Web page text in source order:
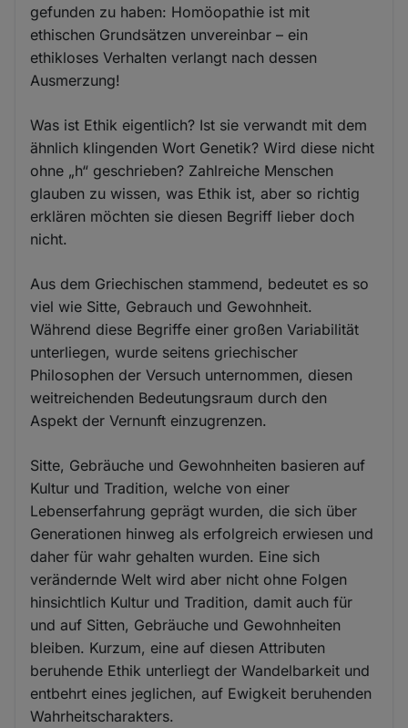
gefunden zu haben: Homöopathie ist mit
ethischen Grundsätzen unvereinbar – ein
ethikloses Verhalten verlangt nach dessen
Ausmerzung!
Was ist Ethik eigentlich? Ist sie verwandt mit dem
ähnlich klingenden Wort Genetik? Wird diese nicht
ohne „h“ geschrieben? Zahlreiche Menschen
glauben zu wissen, was Ethik ist, aber so richtig
erklären möchten sie diesen Begriff lieber doch
nicht.
Aus dem Griechischen stammend, bedeutet es so
viel wie Sitte, Gebrauch und Gewohnheit.
Während diese Begriffe einer großen Variabilität
unterliegen, wurde seitens griechischer
Philosophen der Versuch unternommen, diesen
weitreichenden Bedeutungsraum durch den
Aspekt der Vernunft einzugrenzen.
Sitte, Gebräuche und Gewohnheiten basieren auf
Kultur und Tradition, welche von einer
Lebenserfahrung geprägt wurden, die sich über
Generationen hinweg als erfolgreich erwiesen und
daher für wahr gehalten wurden. Eine sich
verändernde Welt wird aber nicht ohne Folgen
hinsichtlich Kultur und Tradition, damit auch für
und auf Sitten, Gebräuche und Gewohnheiten
bleiben. Kurzum, eine auf diesen Attributen
beruhende Ethik unterliegt der Wandelbarkeit und
entbehrt eines jeglichen, auf Ewigkeit beruhenden
Wahrheitscharakters.